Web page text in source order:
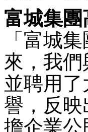
富城集
「富城
來，我
並聘用
譽，反
擔企業